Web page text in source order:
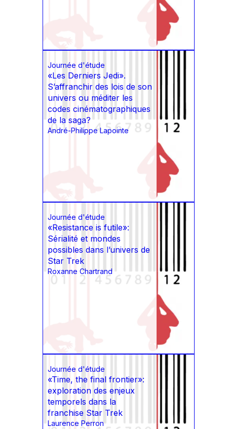
Journée d'étude
«Les Derniers Jedi».
S’affranchir des lois de son
univers ou méditer les
codes cinématographiques
de la saga?
André-Philippe Lapointe
Journée d'étude
«Resistance is futile»:
Sérialité et mondes
possibles dans l’univers de
Star Trek
Roxanne Chartrand
Journée d'étude
«Time, the final frontier»:
exploration des enjeux
temporels dans la
franchise Star Trek
Laurence Perron